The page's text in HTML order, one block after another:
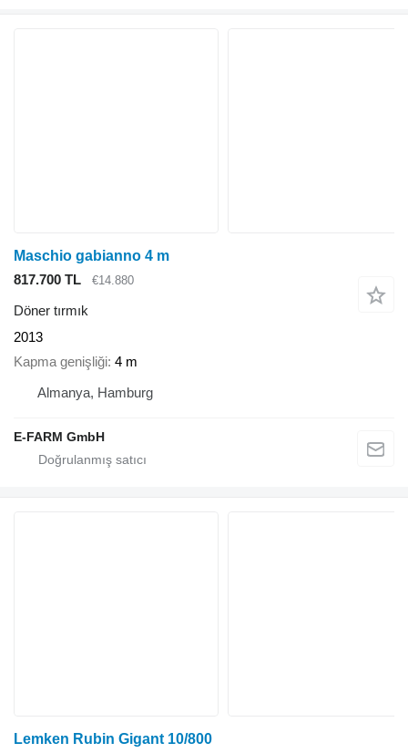
Maschio gabianno 4 m
817.700 TL
€14.880
Döner tırmık
2013
Kapma genişliği 4 m
Almanya, Hamburg
E-FARM GmbH
Lemken Rubin Gigant 10/800